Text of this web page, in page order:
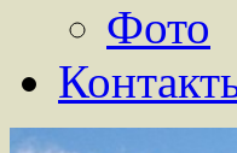
Фото